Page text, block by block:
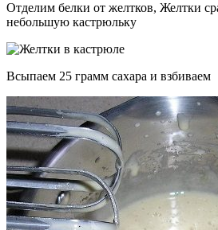
Отделим белки от желтков, Желтки
небольшую кастрюльку
Всыпаем 25 грамм сахара и взбиваем